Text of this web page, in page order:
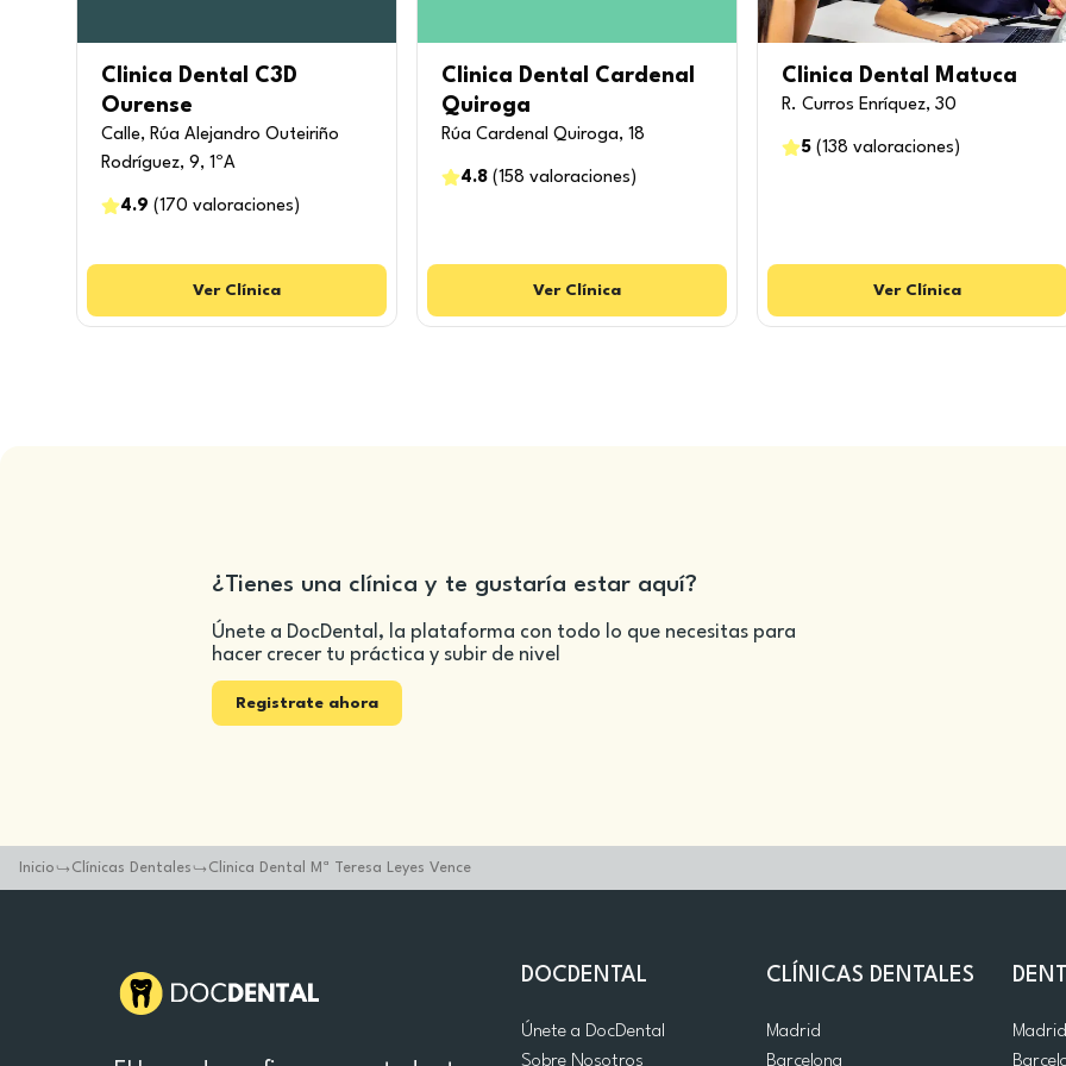
Clinica Dental C3D
Ourense
Calle, Rúa Alejandro Outeiriño
Rodríguez, 9, 1ºA
4.9 (170 valoraciones )
Ver Clínica
Clinica Dental Cardenal
Quiroga
Rúa Cardenal Quiroga, 18
4.8(158 valoraciones )
Ver Clínica
Clinica Dental Matuca
R. Curros Enríquez, 30
5(138 valoraciones )
Ver Clínica
¿Tienes una clínica y te gustaría estar aquí?
Únete a DocDental, la plataforma con todo lo que necesitas para
hacer crecer tu práctica y subir de nivel
Registrate ahora
Inicio Clínicas Dentales Clinica Dental Mª Teresa Leyes Vence
DOCDENTAL
Únete a DocDental
Sobre Nosotros
CLÍNICAS DENTALES
Madrid
Barcelona
Madrid